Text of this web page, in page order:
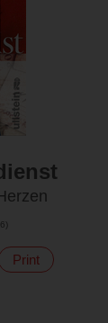
)
Print